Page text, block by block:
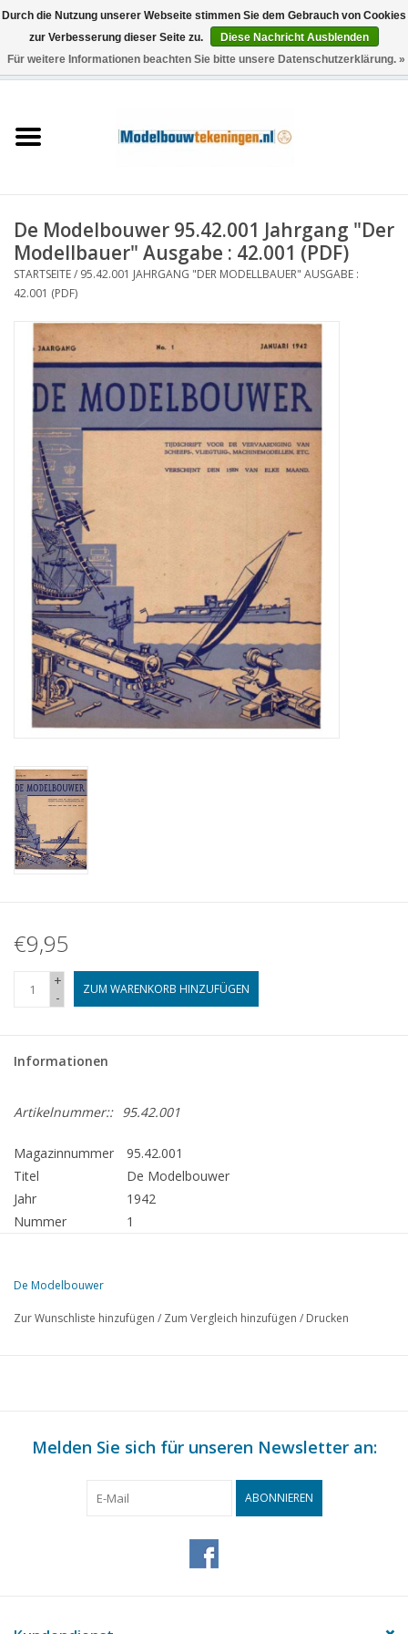
0 Artikel - €0,00
Schiffe
Holzbau
Landschaft
Maschinen
Dokumentation
Zeitschriften
Neue Zeichnungen
NEUE ZEITSCHRIFTEN
ABONNEMENT DER
MODELLBAUER
Baubeschreibungen
De Modelbouwer 95.42.001 Jahrgang "Der
Modellbauer" Ausgabe : 42.001 (PDF)
STARTSEITE/ 95.42.001 JAHRGANG "DER MODELLBAUER" AUSGABE :
42.001 (PDF)
€9,95
+
-
ZUM WARENKORB HINZUFÜGEN
Informationen
Artikelnummer:: 95.42.001
Magazinnummer
95.42.001
Titel
De Modelbouwer
Jahr
1942
Nummer
1
Lok. Nr. 76 der ehemaligen NCS, JETZT NS Nr. 3606
De Modelbouwer
Zur Wunschliste hinzufügen / Zum Vergleich hinzufügen / Drucken
Melden Sie sich für unseren Newsletter an:
ABONNIEREN
Durch die Nutzung unserer Webseite stimmen Sie dem Gebrauch von Cookies
zur Verbesserung dieser Seite zu.
Diese Nachricht Ausblenden
Für weitere Informationen beachten Sie bitte unsere Datenschutzerklärung. »